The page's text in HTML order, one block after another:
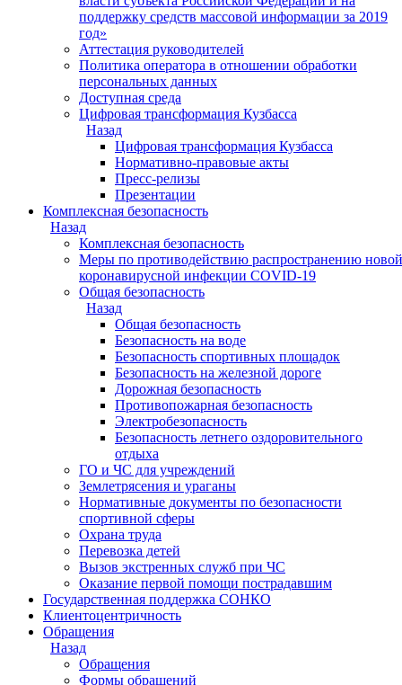
поддержку средств массовой информации за 2019
год»
Аттестация руководителей
Политика оператора в отношении обработки
персональных данных
Доступная среда
Цифровая трансформация Кузбасса
Назад
Цифровая трансформация Кузбасса
Нормативно-правовые акты
Пресс-релизы
Презентации
Комплексная безопасность
Назад
Комплексная безопасность
Меры по противодействию распространению новой
коронавирусной инфекции COVID-19
Общая безопасность
Назад
Общая безопасность
Безопасность на воде
Безопасность спортивных площадок
Безопасность на железной дороге
Дорожная безопасность
Противопожарная безопасность
Электробезопасность
Безопасность летнего оздоровительного
отдыха
ГО и ЧС для учреждений
Землетрясения и ураганы
Нормативные документы по безопасности
спортивной сферы
Охрана труда
Перевозка детей
Вызов экстренных служб при ЧС
Оказание первой помощи пострадавшим
Государственная поддержка СОНКО
Клиентоцентричность
Обращения
Назад
Обращения
Формы обращений